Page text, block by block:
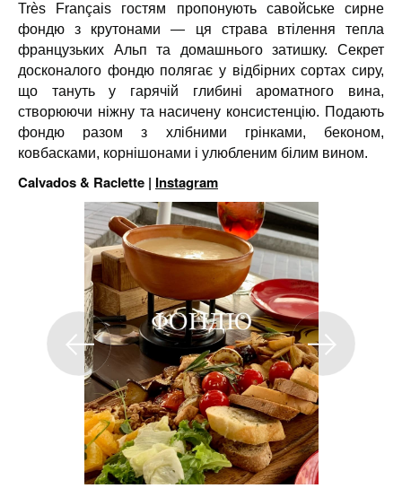
Très Français гостям пропонують савойське сирне
фондю з крутонами — ця страва втілення тепла
французьких Альп та домашнього затишку. Секрет
досконалого фондю полягає у відбірних сортах сиру,
що тануть у гарячій глибині ароматного вина,
створюючи ніжну та насичену консистенцію. Подають
фондю разом з хлібними грінками, беконом,
ковбасками, корнішонами і улюбленим білим вином.
Calvados & Raclette | Instagram